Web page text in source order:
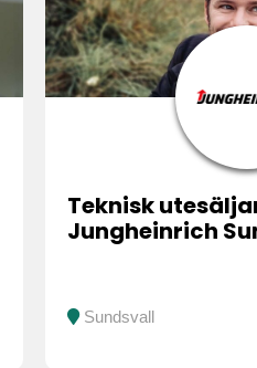
Teknisk
Jungheinrich
Sundsvall